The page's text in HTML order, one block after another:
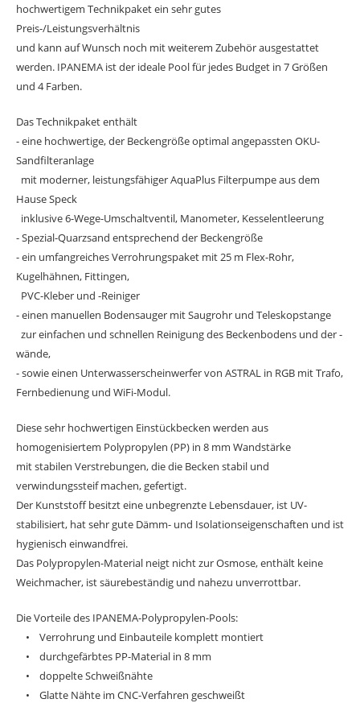
hochwertigem Technikpaket ein sehr gutes
Preis-/Leistungsverhältnis
und kann auf Wunsch noch mit weiterem Zubehör ausgestattet
werden. IPANEMA ist der ideale Pool für jedes Budget in 7 Größen
und 4 Farben.
Das Technikpaket enthält
- eine hochwertige, der Beckengröße optimal angepassten OKU-
Sandfilteranlage
mit moderner, leistungsfähiger AquaPlus Filterpumpe aus dem
Hause Speck
inklusive 6-Wege-Umschaltventil, Manometer, Kesselentleerung
- Spezial-Quarzsand entsprechend der Beckengröße
- ein umfangreiches Verrohrungspaket mit 25 m Flex-Rohr,
Kugelhähnen, Fittingen,
PVC-Kleber und -Reiniger
- einen manuellen Bodensauger mit Saugrohr und Teleskopstange
zur einfachen und schnellen Reinigung des Beckenbodens und der -
wände,
- sowie einen Unterwasserscheinwerfer von ASTRAL in RGB mit Trafo,
Fernbedienung und WiFi-Modul.
Diese sehr hochwertigen Einstückbecken werden aus
homogenisiertem Polypropylen (PP) in 8 mm Wandstärke
mit stabilen Verstrebungen, die die Becken stabil und
verwindungssteif machen, gefertigt.
Der Kunststoff besitzt eine unbegrenzte Lebensdauer, ist UV-
stabilisiert, hat sehr gute Dämm- und Isolationseigenschaften und ist
hygienisch einwandfrei.
Das Polypropylen-Material neigt nicht zur Osmose, enthält keine
Weichmacher, ist säurebeständig und nahezu unverrottbar.
Die Vorteile des IPANEMA-Polypropylen-Pools:
• Verrohrung und Einbauteile komplett montiert
• durchgefärbtes PP-Material in 8 mm
• doppelte Schweißnähte
• Glatte Nähte im CNC-Verfahren geschweißt